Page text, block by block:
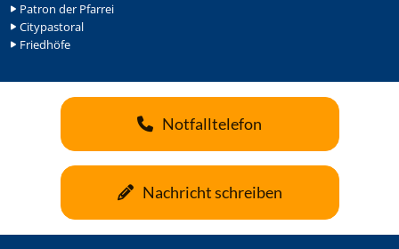
Patron der Pfarrei
Citypastoral
Friedhöfe
Notfalltelefon
Nachricht schreiben